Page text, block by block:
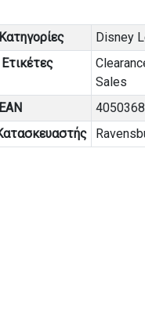
Κατηγορίες
Disney
Ετικέτες
Sales
EAN